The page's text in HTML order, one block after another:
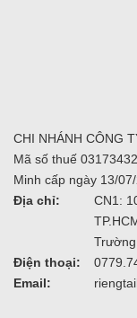
CHI NHÁNH CÔNG
Mã số thuế
Minh cấp ngày 13/
Địa chỉ:
CN1:
Điện thoại:
Email: